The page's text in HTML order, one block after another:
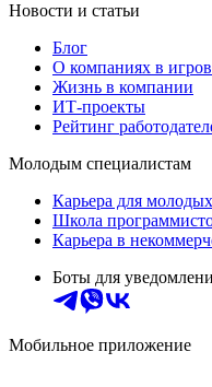
Новости и статьи
Блог
О компаниях в
Жизнь в компании
ИТ-проекты
Рейтинг
Молодым специалистам
Карьера для
Школа
Карьера в
Боты для
Мобильное приложение